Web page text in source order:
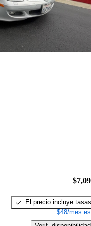
El precio incluye tasas
$48/mes